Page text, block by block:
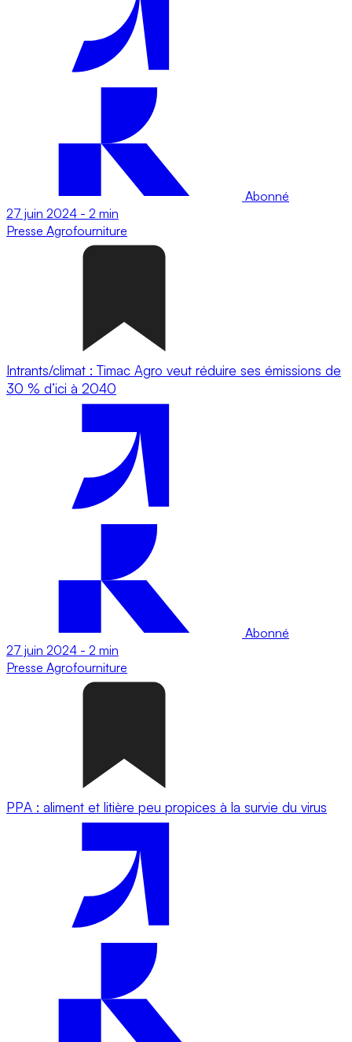
Abonné
27 juin 2024 - 2 min
Presse Agrofourniture
Intrants/climat : Timac Agro veut réduire ses émissions de
30 % d’ici à 2040
Abonné
27 juin 2024 - 2 min
Presse Agrofourniture
PPA : aliment et litière peu propices à la survie du virus